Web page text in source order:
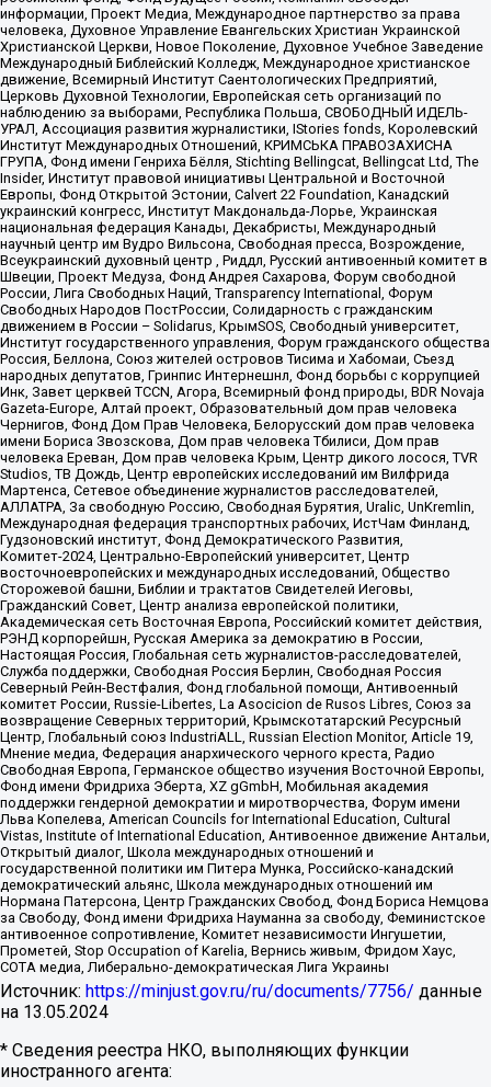
информации, Проект Медиа, Международное партнерство за права
человека, Духовное Управление Евангельских Христиан Украинской
Христианской Церкви, Новое Поколение, Духовное Учебное Заведение
Международный Библейский Колледж, Международное христианское
движение, Всемирный Институт Саентологических Предприятий,
Церковь Духовной Технологии, Европейская сеть организаций по
наблюдению за выборами, Республика Польша, СВОБОДНЫЙ ИДЕЛЬ-
УРАЛ, Ассоциация развития журналистики, IStories fonds, Королевский
Институт Международных Отношений, КРИМСЬКА ПРАВОЗАХИСНА
ГРУПА, Фонд имени Генриха Бёлля, Stichting Bellingcat, Bellingcat Ltd, The
Insider, Институт правовой инициативы Центральной и Восточной
Европы, Фонд Открытой Эстонии, Calvert 22 Foundation, Канадский
украинский конгресс, Институт Макдональда-Лорье, Украинская
национальная федерация Канады, Декабристы, Международный
научный центр им Вудро Вильсона, Свободная пресса, Возрождение,
Всеукраинский духовный центр , Риддл, Русский антивоенный комитет в
Швеции, Проект Медуза, Фонд Андрея Сахарова, Форум свободной
России, Лига Свободных Наций, Transparеncy International, Форум
Свободных Народов ПостРоссии, Солидарность с гражданским
движением в России – Solidarus, КрымSOS, Свободный университет,
Институт государственного управления, Форум гражданского общества
Россия, Беллона, Союз жителей островов Тисима и Хабомаи, Съезд
народных депутатов, Гринпис Интернешнл, Фонд борьбы с коррупцией
Инк, Завет церквей TCCN, Агора, Всемирный фонд природы, BDR Novaja
Gazeta-Europe, Алтай проект, Образовательный дом прав человека
Чернигов, Фонд Дом Прав Человека, Белорусский дом прав человека
имени Бориса Звозскова, Дом прав человека Тбилиси, Дом прав
человека Ереван, Дом прав человека Крым, Центр дикого лосося, TVR
Studios, ТВ Дождь, Центр европейских исследований им Вилфрида
Мартенса, Сетевое объединение журналистов расследователей,
АЛЛАТРА, За свободную Россию, Свободная Бурятия, Uralic, UnKremlin,
Международная федерация транспортных рабочих, ИстЧам Финланд,
Гудзоновский институт, Фонд Демократического Развития,
Комитет-2024, Центрально-Европейский университет, Центр
восточноевропейских и международных исследований, Общество
Сторожевой башни, Библии и трактатов Свидетелей Иеговы,
Гражданский Совет, Центр анализа европейской политики,
Академическая сеть Восточная Европа, Российский комитет действия,
РЭНД корпорейшн, Русская Америка за демократию в России,
Настоящая Россия, Глобальная сеть журналистов-расследователей,
Служба поддержки, Свободная Россия Берлин, Свободная Россия
Северный Рейн-Вестфалия, Фонд глобальной помощи, Антивоенный
комитет России, Russie-Libertes, La Asocicion de Rusos Libres, Союз за
возвращение Северных территорий, Крымскотатарский Ресурсный
Центр, Глобальный союз IndustriALL, Russian Election Monitor, Article 19,
Мнение медиа, Федерация анархического черного креста, Радио
Свободная Европа, Германское общество изучения Восточной Европы,
Фонд имени Фридриха Эберта, XZ gGmbH, Мобильная академия
поддержки гендерной демократии и миротворчества, Форум имени
Льва Копелева, American Councils for International Education, Cultural
Vistas, Institute of International Education, Антивоенное движение Антальи,
Открытый диалог, Школа международных отношений и
государственной политики им Питера Мунка, Российско-канадский
демократический альянс, Школа международных отношений им
Нормана Патерсона, Центр Гражданских Свобод, Фонд Бориса Немцова
за Свободу, Фонд имени Фридриха Науманна за свободу, Феминистское
антивоенное сопротивление, Комитет независимости Ингушетии,
Прометей, Stop Occupation of Karelia, Вернись живым, Фридом Хаус,
СОТА медиа, Либерально-демократическая Лига Украины
Источник: https://minjust.gov.ru/ru/documents/7756/ данные
на 13.05.2024
* Сведения реестра НКО, выполняющих функции
иностранного агента: